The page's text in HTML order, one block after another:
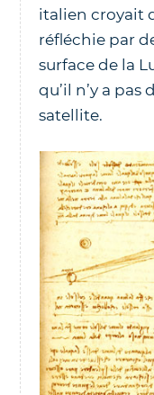
italien croyait
réfléchie par
surface de la
qu’il n’y a pas
satellite.